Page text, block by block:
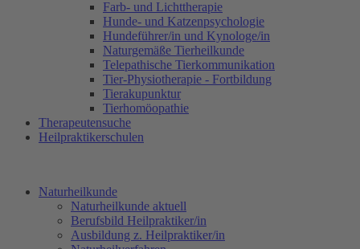
Farb- und Lichttherapie
Hunde- und Katzenpsychologie
Hundeführer/in und Kynologe/in
Naturgemäße Tierheilkunde
Telepathische Tierkommunikation
Tier-Physiotherapie - Fortbildung
Tierakupunktur
Tierhomöopathie
Therapeutensuche
Heilpraktikerschulen
Naturheilkunde
Naturheilkunde aktuell
Berufsbild Heilpraktiker/in
Ausbildung z. Heilpraktiker/in